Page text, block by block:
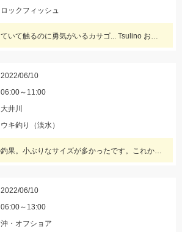
ロックフィッシュ
少しトゲトゲしていて触るのに勇気がいるカサゴ... Tsulino お魚 Gripがあれば安心して掴めます！
2022/06/10
06:00～11:00
大井川
ウキ釣り（淡水）
スタッフ荒栄の釣果。小ぶりなサイズが多かったです。これからが楽しみですね♪
2022/06/10
06:00～13:00
沖・オフショア